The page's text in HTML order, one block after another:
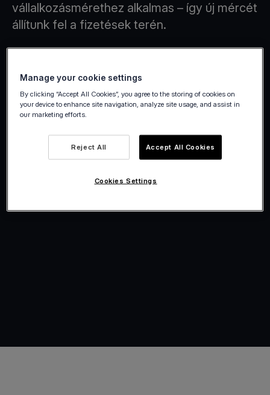
vállalkozásmérethez alkalmas – így új mércét
állítunk fel a fizetések terén.
Manage your cookie settings
By clicking “Accept All Cookies”, you agree to the storing of cookies on
your device to enhance site navigation, analyze site usage, and assist in
our marketing efforts.
Reject All Accept All Cookies
Cookies Settings